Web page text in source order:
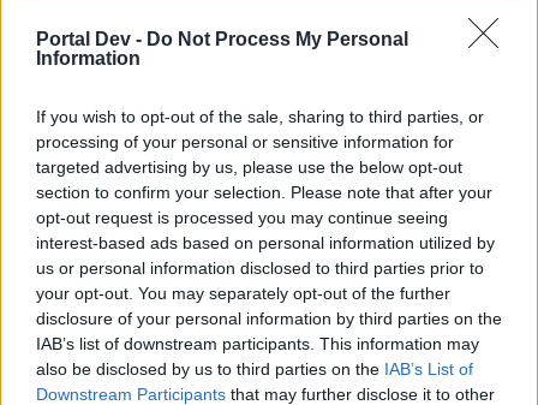
Portal Dev - Do Not Process My Personal
Information
If you wish to opt-out of the sale, sharing to third parties, or
processing of your personal or sensitive information for
targeted advertising by us, please use the below opt-out
section to confirm your selection. Please note that after your
opt-out request is processed you may continue seeing
interest-based ads based on personal information utilized by
us or personal information disclosed to third parties prior to
your opt-out. You may separately opt-out of the further
disclosure of your personal information by third parties on the
IAB’s list of downstream participants. This information may
also be disclosed by us to third parties on the IAB’s List of
Downstream Participants that may further disclose it to other
Level: 50
Modværdi: 26.058
Man bygger den almindelige produktionsstald
samt de farvede opgraderinger i Værkstedet i byen.
Når man har åbnet Værkstedet, vælges dyre arten i
menuen.
Man kan "bladre" i menuen som man ønsker og udvælge
præcis den
produktionsstald man ønsker at bygge.